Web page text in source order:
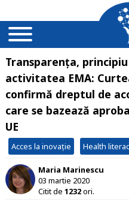
Transparența,
activitatea EMA:
confirmă dreptul de
care se bazează
UE
Acces la inovație Health
Maria Marinescu
03 martie 2020
Citit de 1232ori.